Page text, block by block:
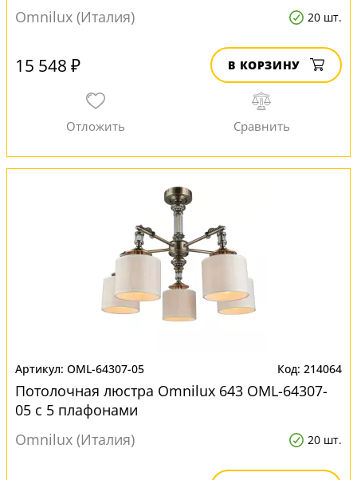
Omnilux (Италия)
20 шт.
15 548 ₽ В КОРЗИНУ
OML-64307-05 214064
Потолочная люстра Omnilux 643 OML-64307-
05 с 5 плафонами
Omnilux (Италия)
20 шт.